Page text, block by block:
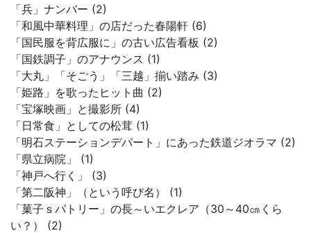
「兵」ナンバー (2)
「和風中華料理」の店だった春陽軒 (6)
「国民服を背広服に」の古い広告看板 (2)
「国鉄調子」のアナウンス (1)
「大丸」「そごう」「三越」揃い踏み (3)
「姫路」を歌ったヒット曲 (2)
「宝塚映画」と撮影所 (4)
「日常食」としての松茸 (1)
「明石ステーションデパート」にあった鉄道ジオラマ (2)
「県立病院」 (1)
「神戸へ行く」 (3)
「第二阪神」（という呼び名） (1)
「菓子ｓパトリー」の長～いエクレア（30～40㎝くら
い？） (2)